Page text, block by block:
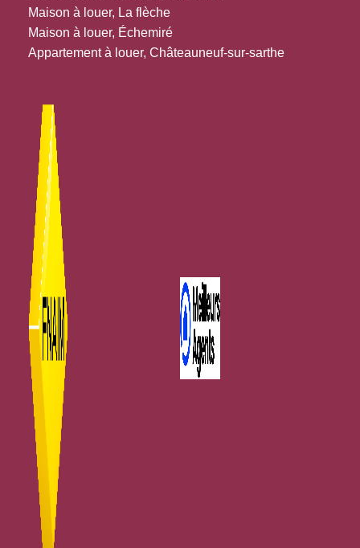
Maison à louer, La flèche
Maison à louer, Échemiré
Appartement à louer, Châteauneuf-sur-sarthe